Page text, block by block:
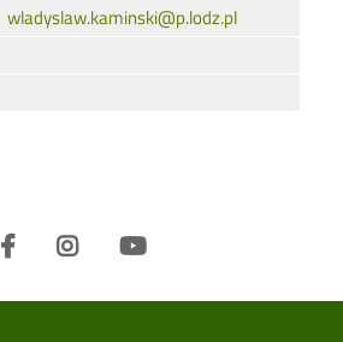
wladyslaw.kaminski@p.lodz.pl